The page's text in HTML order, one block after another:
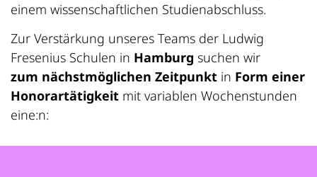
einem wissenschaftlichen Studienabschluss.
Zur Verstärkung unseres Teams der Ludwig
Fresenius Schulen in Hamburg suchen wir
zum nächstmöglichen Zeitpunkt in Form einer
Honorartätigkeit mit variablen Wochenstunden
eine:n: